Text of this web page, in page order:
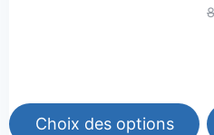
Choix des options